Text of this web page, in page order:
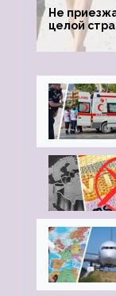
Не
целой
туристки